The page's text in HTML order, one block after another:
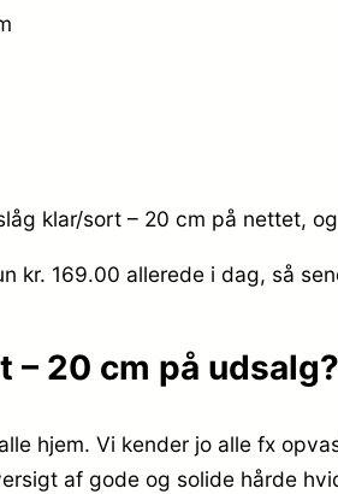
klar/sort – 20 cm på nettet,
kr. 169.00 allerede i dag, så
– 20 cm på udsalg?
hjem. Vi kender jo alle fx
af gode og solide hårde